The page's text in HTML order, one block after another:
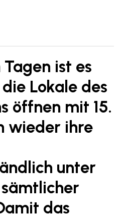
und Salzburg
ist es
Lokale des
öffnen mit 15.
wieder ihre
unter
das